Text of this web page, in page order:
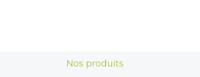
Nos produits